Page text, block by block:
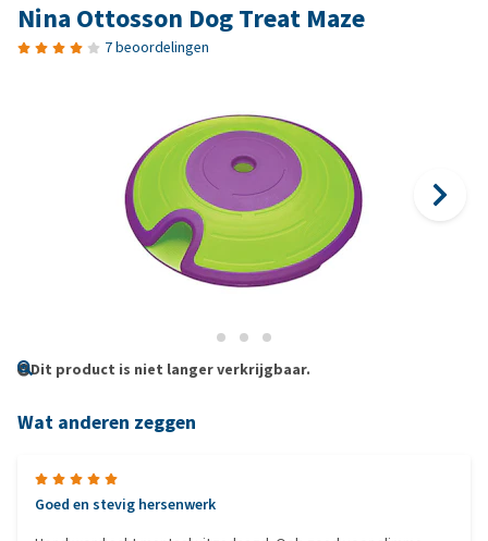
Nina Ottosson Dog Treat Maze
7 beoordelingen
Dit product is niet langer verkrijgbaar.
Wat anderen zeggen
Goed en stevig hersenwerk